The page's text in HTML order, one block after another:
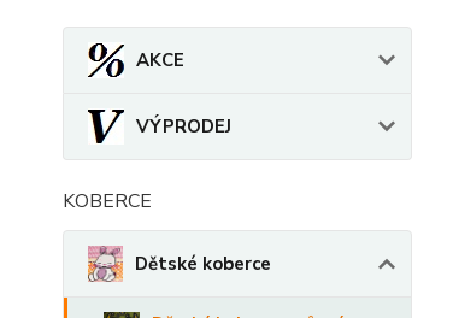
AKCE
VÝPRODEJ
KOBERCE
Dětské koberce